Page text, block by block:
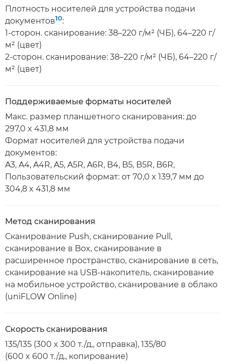
Плотность носителей для устройства подачи
документов10:
1-сторон. сканирование: 38–220 г/м² (ЧБ), 64–220 г/
м² (цвет)
2-сторон. сканирование: 38–220 г/м² (ЧБ), 64–220 г/
м² (цвет)
Поддерживаемые форматы носителей
Макс. размер планшетного сканирования: до
297,0 x 431,8 мм
Формат носителей для устройства подачи
документов:
A3, A4, A4R, A5, A5R, A6R, B4, B5, B5R, B6R,
Пользовательский формат: от 70,0 x 139,7 мм до
304,8 x 431,8 мм
Метод сканирования
Сканирование Push, сканирование Pull,
сканирование в Box, сканирование в
расширенное пространство, сканирование в сеть,
сканирование на USB-накопитель, сканирование
на мобильное устройство, сканирование в облако
(uniFLOW Online)
Скорость сканирования
135/135 (300 x 300 т./д., отправка), 135/80
(600 x 600 т./д., копирование)